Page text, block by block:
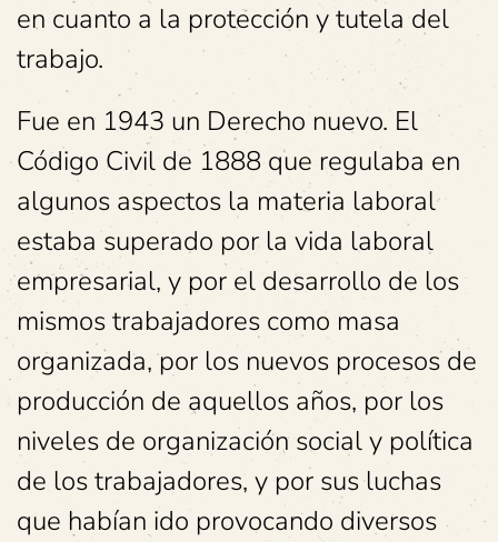
en cuanto a la protección y tutela del
trabajo.
Fue en 1943 un Derecho nuevo. El
Código Civil de 1888 que regulaba en
algunos aspectos la materia laboral
estaba superado por la vida laboral
empresarial, y por el desarrollo de los
mismos trabajadores como masa
organizada, por los nuevos procesos de
producción de aquellos años, por los
niveles de organización social y política
de los trabajadores, y por sus luchas
que habían ido provocando diversos